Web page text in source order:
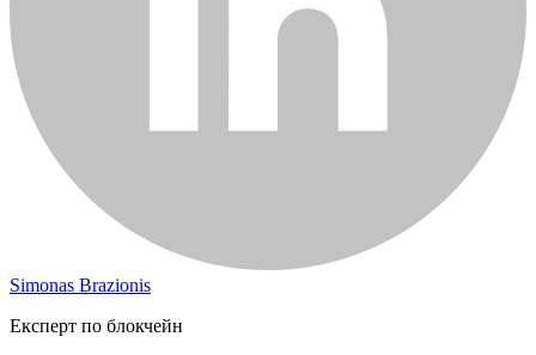
Simonas Brazionis
Експерт по блокчейн